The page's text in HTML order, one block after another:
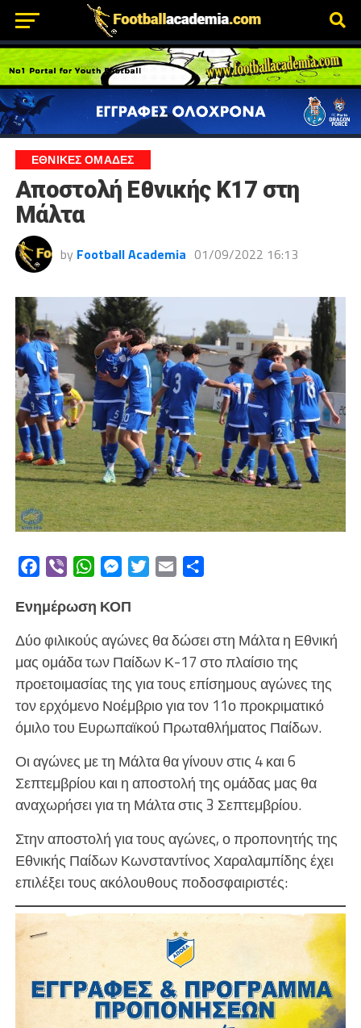
ΕΘΝΙΚΕΣ ΟΜΑΔΕΣ
Αποστολή Εθνικής Κ17 στη
Μάλτα
by Football Academia 01/09/2022 16:13
Facebook
Viber WhatsAppMessengerTwitterEmail
Ενημέρωση ΚΟΠ
Δύο φιλικούς αγώνες θα δώσει στη Μάλτα η Εθνική
μας ομάδα των Παίδων Κ-17 στο πλαίσιο της
προετοιμασίας της για τους επίσημους αγώνες της
τον ερχόμενο Νοέμβριο για τον 11ο προκριματικό
όμιλο του Ευρωπαϊκού Πρωταθλήματος Παίδων.
Οι αγώνες με τη Μάλτα θα γίνουν στις 4 και 6
Σεπτεμβρίου και η αποστολή της ομάδας μας θα
αναχωρήσει για τη Μάλτα στις 3 Σεπτεμβρίου.
Στην αποστολή για τους αγώνες, ο προπονητής της
Εθνικής Παίδων Κωνσταντίνος Χαραλαμπίδης έχει
επιλέξει τους ακόλουθους ποδοσφαιριστές: